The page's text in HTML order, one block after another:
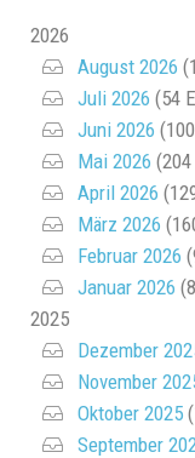
2026
August 2026
Juli 2026 (54
Juni 2026
Mai 2026
April 2026
März 2026
Februar 2026
Januar 2026
2025
Dezember
November
Oktober 2025
September